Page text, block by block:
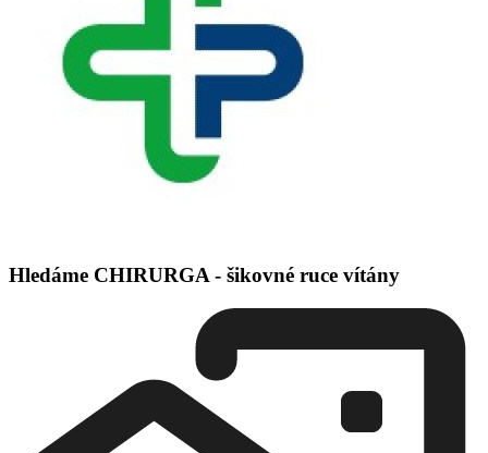
Hledáme CHIRURGA - šikovné ruce vítány